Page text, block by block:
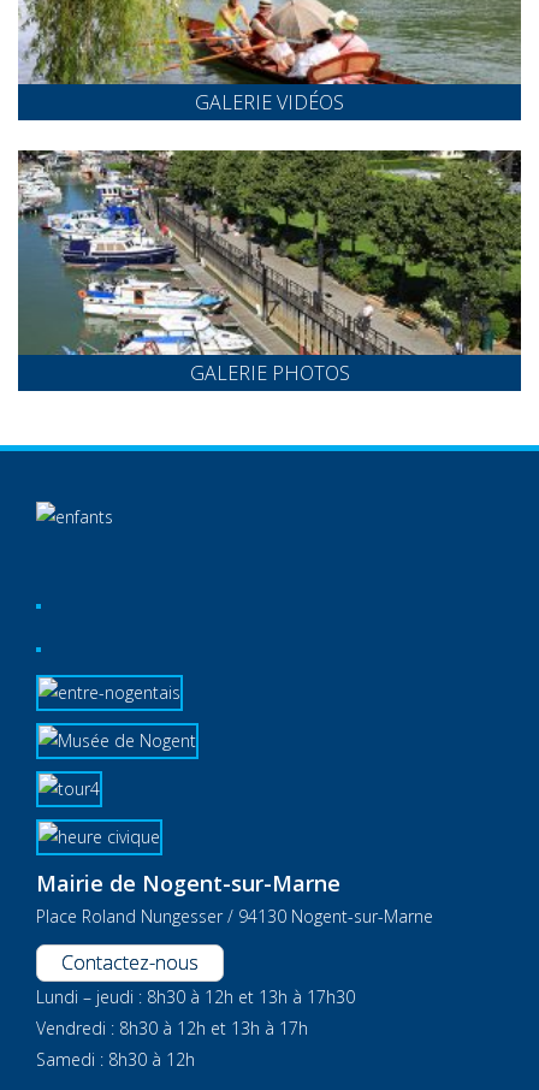
GALERIE VIDÉOS
GALERIE PHOTOS
Mairie de Nogent-sur-Marne
Place Roland Nungesser / 94130 Nogent-sur-Marne
Contactez-nous
Lundi – jeudi : 8h30 à 12h et 13h à 17h30
Vendredi : 8h30 à 12h et 13h à 17h
Samedi : 8h30 à 12h